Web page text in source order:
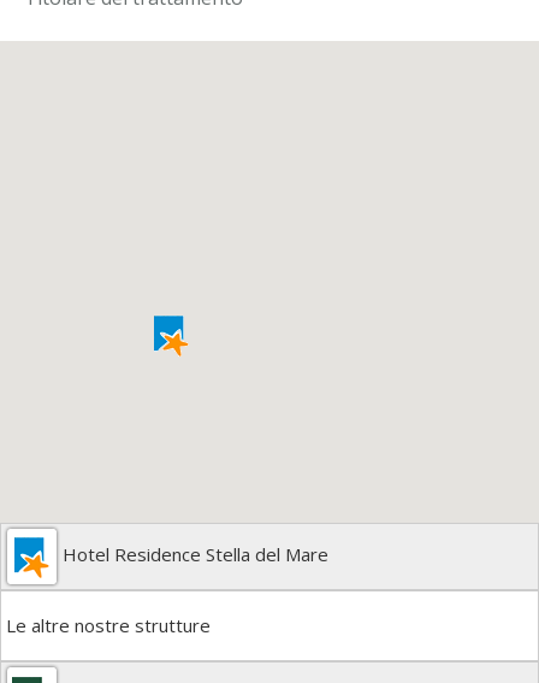
Hotel Residence Stella del Mare
Le altre nostre strutture